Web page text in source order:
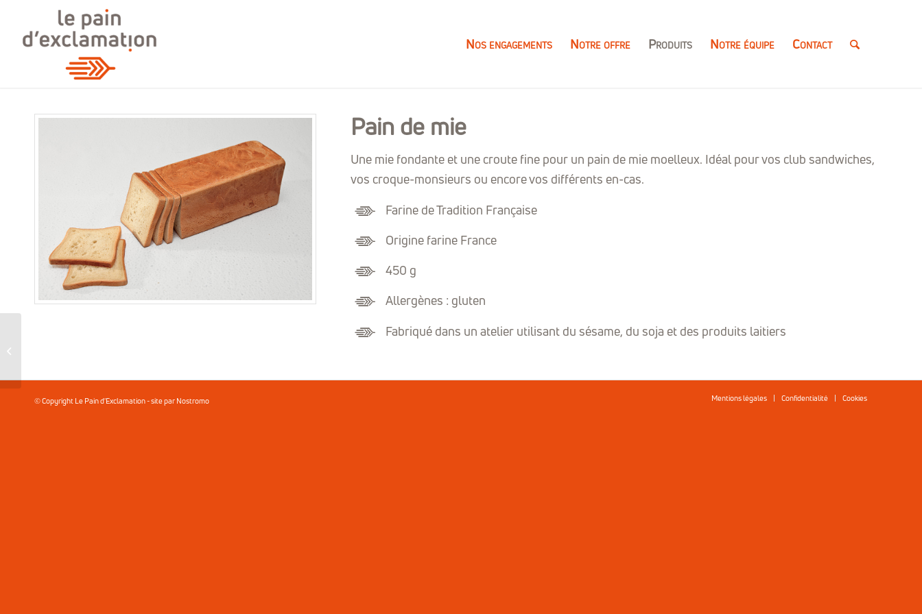
Nos engagements Notre offre Produits Notre équipe Contact
Pain de mie
Une mie fondante et une croute fine pour un pain de mie moelleux. Idéal pour vos club sandwiches,
vos croque-monsieurs ou encore vos différents en-cas.
Farine de Tradition Française
Origine farine France
450 g
Allergènes : gluten
Fabriqué dans un atelier utilisant du sésame, du soja et des produits laitiers
© Copyright Le Pain d'Exclamation- site par Nostromo Mentions légales Confidentialité Cookies